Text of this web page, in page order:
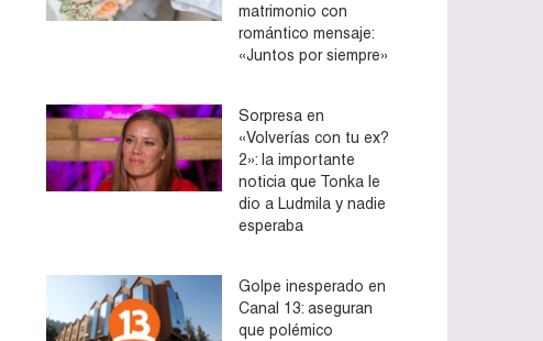
matrimonio con
romántico mensaje:
«Juntos por siempre»
Sorpresa en
«Volverías con tu ex?
2»: la importante
noticia que Tonka le
dio a Ludmila y nadie
esperaba
Golpe inesperado en
Canal 13: aseguran
que polémico